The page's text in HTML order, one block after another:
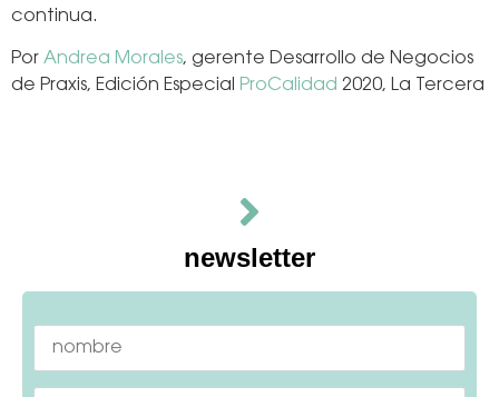
continua.
Por Andrea Morales, gerente Desarrollo de Negocios
de Praxis, Edición Especial
ProCalidad 2020, La Tercera
newsletter